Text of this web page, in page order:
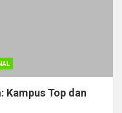
Kampus Top dan